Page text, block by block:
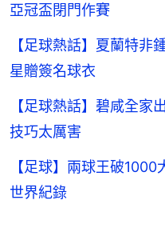
亞冠盃閉門作賽
【足球熱話】夏蘭特
星贈簽名球衣
【足球熱話】碧咸全
技巧太厲害
【足球】兩球王破
世界紀錄